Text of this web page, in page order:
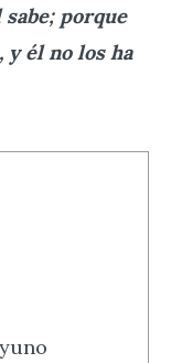
porque
y él no los ha